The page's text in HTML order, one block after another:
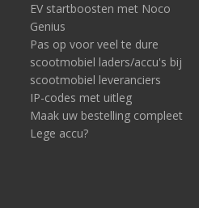
EV startboosten met Noco
Genius
Pas op voor veel te dure
scootmobiel laders/accu's bij
scootmobiel leveranciers
IP-codes met uitleg
Maak uw bestelling compleet
Lege accu?